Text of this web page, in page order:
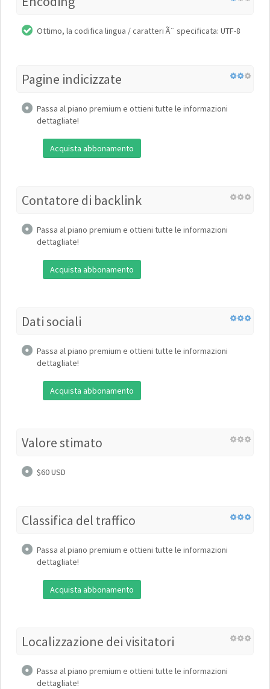
Ottimo, la codifica lingua / caratteri Ã¨ specificata: UTF-8
Pagine indicizzate
Passa al piano premium e ottieni tutte le informazioni
dettagliate!
Acquista abbonamento
Contatore di backlink
Passa al piano premium e ottieni tutte le informazioni
dettagliate!
Acquista abbonamento
Dati sociali
Passa al piano premium e ottieni tutte le informazioni
dettagliate!
Acquista abbonamento
Valore stimato
$60 USD
Classifica del traffico
Passa al piano premium e ottieni tutte le informazioni
dettagliate!
Acquista abbonamento
Localizzazione dei visitatori
Passa al piano premium e ottieni tutte le informazioni
dettagliate!